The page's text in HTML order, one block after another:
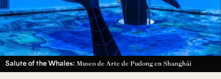
Salute of the Whales: Museo de Arte de Pudong en Shanghái